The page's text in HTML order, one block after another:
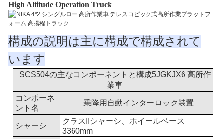
High Altitude Operation Truck
構成の説明は主に構成で構成されて
います
SCS504の主なコンポーネントと構成5JGKJX6 高所作
業車
コンポーネ
ント名
乗降用自動インターロック装置
シャーシ
クラスIIシャーシ、ホイールベース
3360mm